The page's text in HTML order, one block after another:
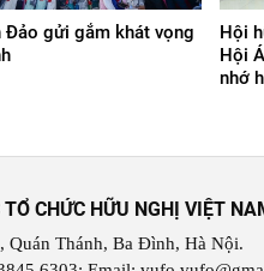
Đảo gửi gắm khát vọng
Hội
Hội
nhớ
CHỨC HỮU NGHỊ VIỆT
Quán Thánh, Ba Đình, Hà Nội.